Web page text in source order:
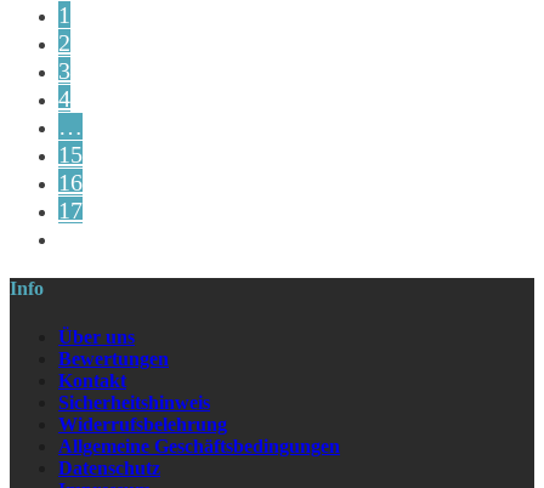
1
2
3
4
…
15
16
17
Info
Über uns
Bewertungen
Kontakt
Sicherheitshinweis
Widerrufsbelehrung
Allgemeine Geschäftsbedingungen
Datenschutz